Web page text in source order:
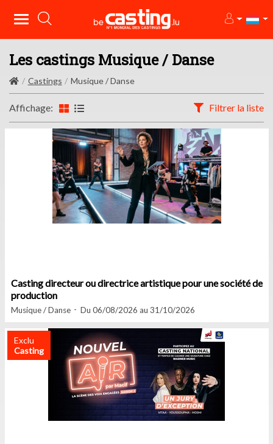
Les castings Musique / Danse
Castings Musique / Danse
Affichage: Filtrer la liste
Casting directeur ou directrice artistique pour une société de
production
Musique / Danse Du 06/08/2026 au 31/10/2026
Exclu
Casting